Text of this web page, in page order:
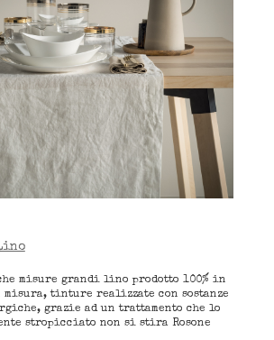
misure grandi lino prodotto 100% in
tinture realizzate con sostanze
grazie ad un trattamento che lo
stropicciato non si stira Rosone